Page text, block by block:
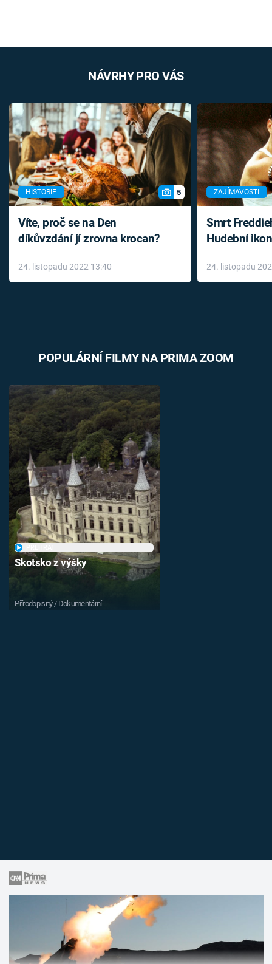
NÁVRHY PRO VÁS
HISTORIE 5
Víte, proč se na Den
díkůvzdání jí zrovna krocan?
24. listopadu 2022 13:40
ZAJÍMAVOSTI
Smrt
Hudební
léky
24. listopadu
POPULÁRNÍ FILMY NA PRIMA ZOOM
Skotsko z výšky
Přírodopisný / Dokumentární